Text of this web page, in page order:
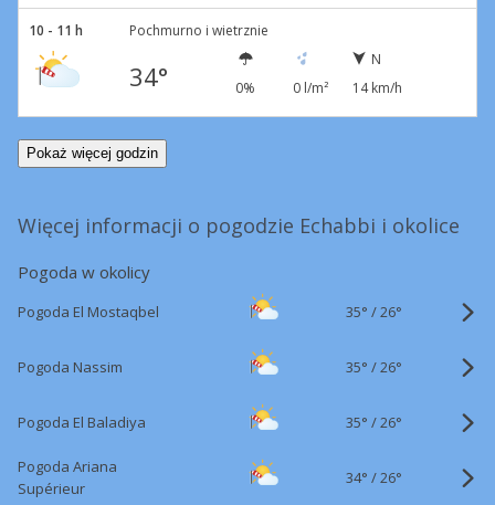
10 - 11 h Pochmurno i wietrznie
34° 0% 0 l/m²
N
14 km/h
Pokaż więcej godzin
Więcej informacji o pogodzie Echabbi i okolice
Pogoda w okolicy
Pogoda El Mostaqbel 35° /26°
Pogoda Nassim 35° /26°
Pogoda El Baladiya 35° /26°
Pogoda Ariana
Supérieur
34° /26°